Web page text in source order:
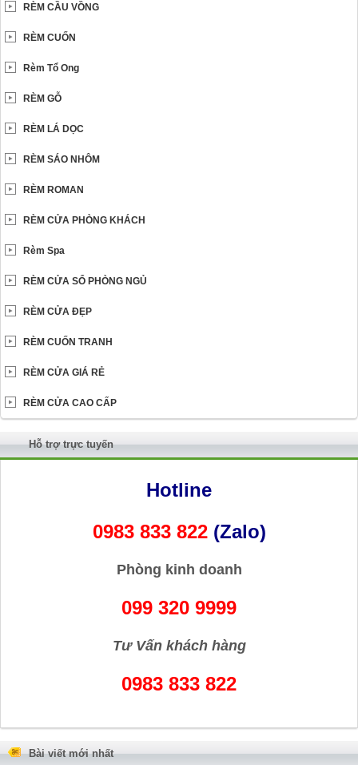
RÈM CẦU VỒNG
RÈM CUỐN
Rèm Tổ Ong
RÈM GỖ
RÈM LÁ DỌC
RÈM SÁO NHÔM
RÈM ROMAN
RÈM CỬA PHÒNG KHÁCH
Rèm Spa
RÈM CỬA SỔ PHÒNG NGỦ
RÈM CỬA ĐẸP
RÈM CUỐN TRANH
RÈM CỬA GIÁ RẺ
RÈM CỬA CAO CẤP
Hỗ trợ trực tuyến
Hotline
0983 833 822 (Zalo)
Phòng kinh doanh
099 320 9999
Tư Vấn khách hàng
0983 833 822
Bài viết mới nhất